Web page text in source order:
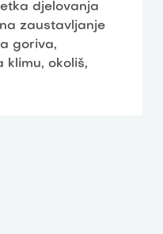
djelovanja
zaustavljanje
goriva,
okoliš,